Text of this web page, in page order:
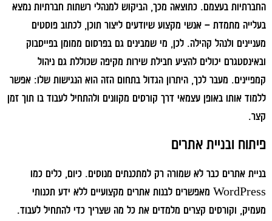
החברתיות בעצמם. כתוצאה מכך, הביקוש למנהלי רשתות חברתיות נמצא
בעלייה מתמדת – אנשי מקצוע שיודעים ליצור תוכן, לכתוב פוסטים
מעניינים ולנהל קהילה. לכן, מי שמבינים גם בפרסום ממומן בפייסבוק
ובאינסטגרם יכולים להציע חבילת שירות מקיפה שכוללת גם ניהול
קמפיינים. מעבר לכך, היתרון הגדול בתחום הזה הוא הנגישות שלו: אפשר
ללמוד אותו באופן עצמאי דרך קורסים מקוונים ולהתחיל לעבוד בו תוך זמן
קצר.
פיתוח ובניית אתרים
בניית אתרים כבר לא שמורה רק למתכנתים מנוסים. כיום, כלים כמו
WordPress מאפשרים לבנות אתרים מקצועיים ללא ידע תכנותי
מעמיק, וקורסים קצרים מלמדים את כל מה שצריך כדי להתחיל לעבוד.